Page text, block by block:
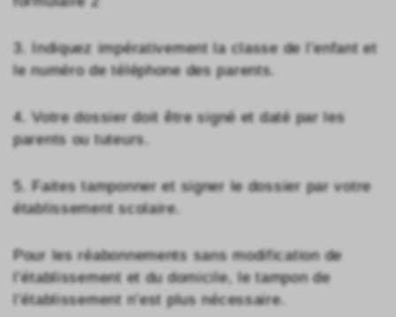
3. Indiquez impérativement la classe de l’enfant et
le numéro de téléphone des parents. ​
4. Votre dossier doit être signé et daté par les
parents ou tuteurs. ​
5. Faites tamponner et signer le dossier par votre
établissement scolaire. ​
Pour les réabonnements sans modification de
l’établissement et du domicile, le tampon de
l’établissement n’est plus nécessaire. ​